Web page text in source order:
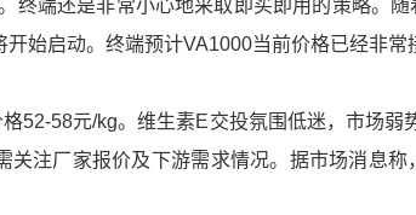
终端还是非常小心地采取即买即用的策略。
始启动。终端预计VA1000当前价格已经非常
52-58元/kg。维生素E交投氛围低迷，市场弱
关注厂家报价及下游需求情况。据市场消息称